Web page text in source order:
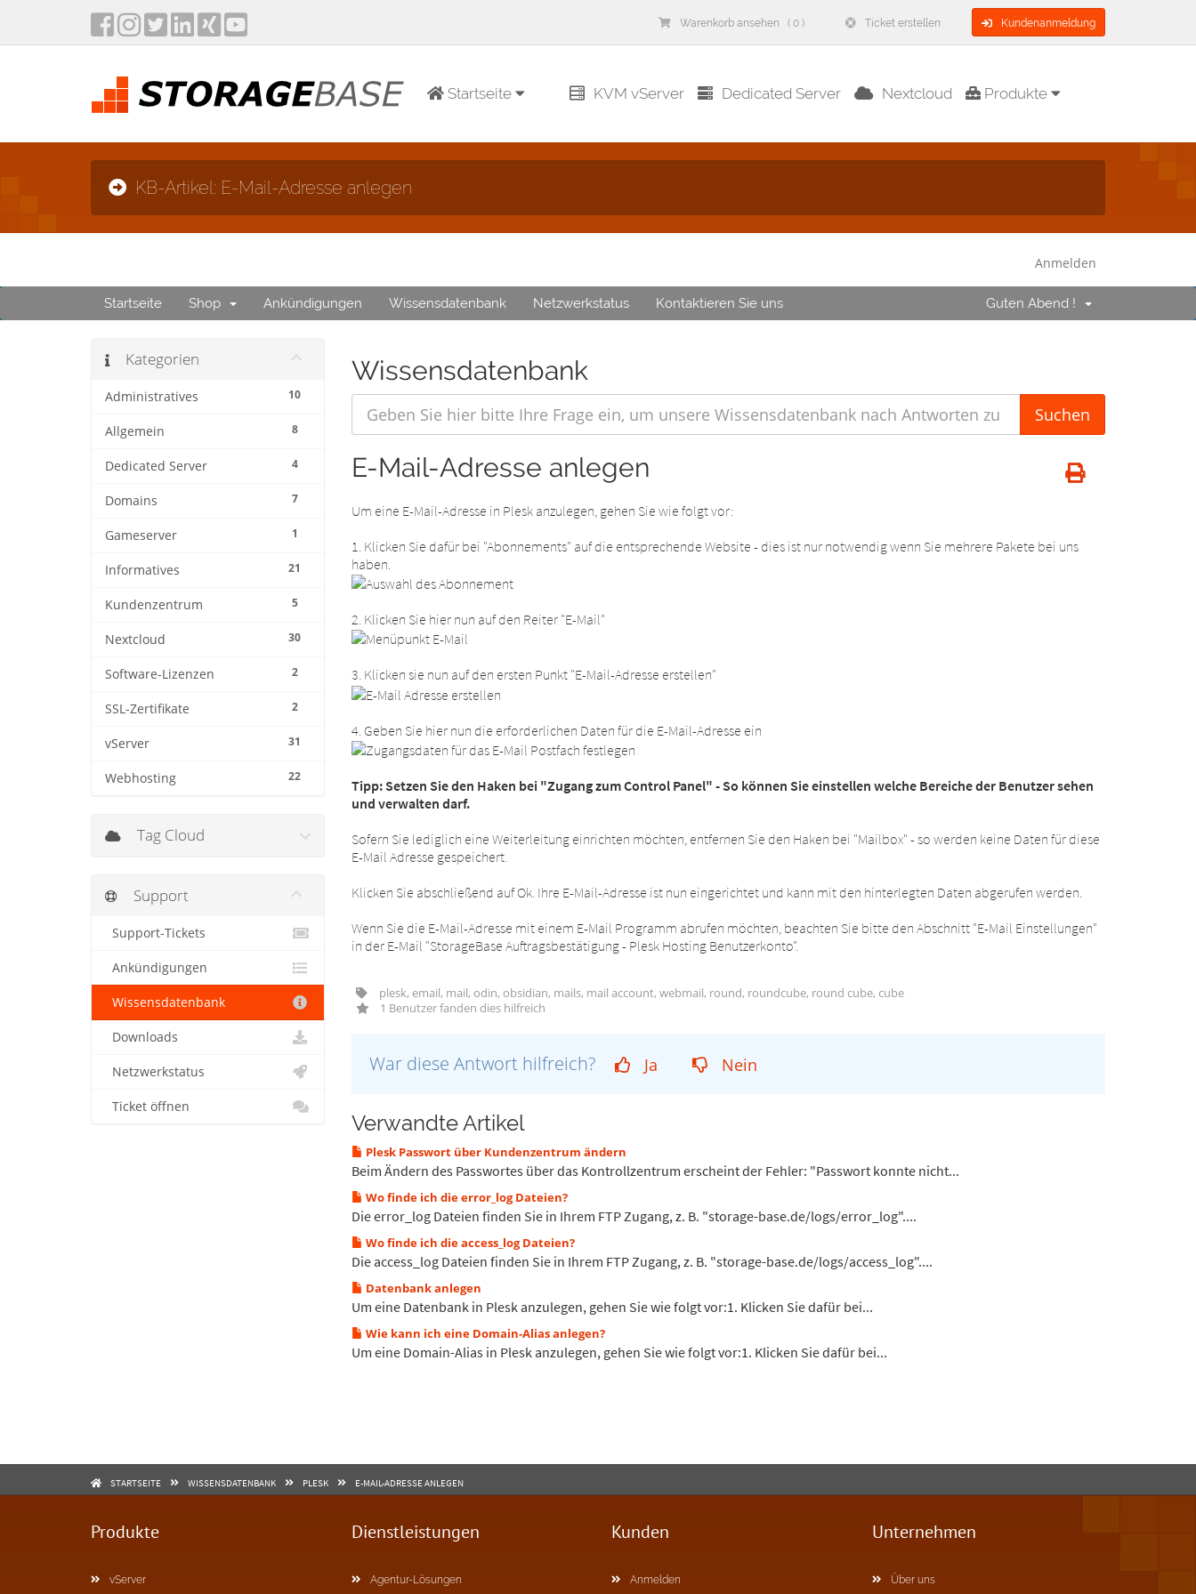
Warenkorb ansehen ( 0 ) Ticket erstellen Kundenanmeldung
Startseite KVM vServer Dedicated Server Nextcloud Produkte
KB-Artikel: E-Mail-Adresse anlegen
Anmelden
Startseite Shop Ankündigungen Wissensdatenbank Netzwerkstatus Kontaktieren Sie uns Guten Abend !
Wissensdatenbank
Kategorien
10
Administratives
8
Allgemein
4
Dedicated Server
7
Domains
1
Gameserver
21
Informatives
5
Kundenzentrum
30
Nextcloud
2
Software-Lizenzen
2
SSL-Zertifikate
31
vServer
22
Webhosting
E-Mail-Adresse anlegen
Um eine E-Mail-Adresse in Plesk anzulegen, gehen Sie wie folgt vor:
1. Klicken Sie dafür bei "Abonnements" auf die entsprechende Website - dies ist nur notwendig wenn Sie mehrere Pakete bei uns
haben.
2. Klicken Sie hier nun auf den Reiter "E-Mail"
3. Klicken sie nun auf den ersten Punkt "E-Mail-Adresse erstellen"
4. Geben Sie hier nun die erforderlichen Daten für die E-Mail-Adresse ein
Tipp: Setzen Sie den Haken bei "Zugang zum Control Panel" - So können Sie einstellen welche Bereiche der Benutzer sehen
und verwalten darf.
Sofern Sie lediglich eine Weiterleitung einrichten möchten, entfernen Sie den Haken bei "Mailbox" - so werden keine Daten für diese
E-Mail Adresse gespeichert.
Klicken Sie abschließend auf Ok. Ihre E-Mail-Adresse ist nun eingerichtet und kann mit den hinterlegten Daten abgerufen werden.
Wenn Sie die E-Mail-Adresse mit einem E-Mail Programm abrufen möchten, beachten Sie bitte den Abschnitt "E-Mail Einstellungen"
in der E-Mail "StorageBase Auftragsbestätigung - Plesk Hosting Benutzerkonto".
plesk, email, mail, odin, obsidian, mails, mail account, webmail, round, roundcube, round cube, cube
1 Benutzer fanden dies hilfreich
War diese Antwort hilfreich? Ja Nein
Verwandte Artikel
Plesk Passwort über Kundenzentrum ändern
Beim Ändern des Passwortes über das Kontrollzentrum erscheint der Fehler: "Passwort konnte nicht...
Wo finde ich die error_log Dateien?
Die error_log Dateien finden Sie in Ihrem FTP Zugang, z. B. "storage-base.de/logs/error_log"....
Wo finde ich die access_log Dateien?
Die access_log Dateien finden Sie in Ihrem FTP Zugang, z. B. "storage-base.de/logs/access_log"....
Datenbank anlegen
Um eine Datenbank in Plesk anzulegen, gehen Sie wie folgt vor:1. Klicken Sie dafür bei...
Wie kann ich eine Domain-Alias anlegen?
Um eine Domain-Alias in Plesk anzulegen, gehen Sie wie folgt vor:1. Klicken Sie dafür bei...
Tag Cloud
Support
Support-Tickets
Ankündigungen
Wissensdatenbank
Downloads
Netzwerkstatus
Ticket öffnen
STARTSEITE WISSENSDATENBANK PLESK E-MAIL-ADRESSE ANLEGEN
Produkte
vServer
Dienstleistungen
Agentur-Lösungen
Kunden
Anmelden
Unternehmen
Über uns